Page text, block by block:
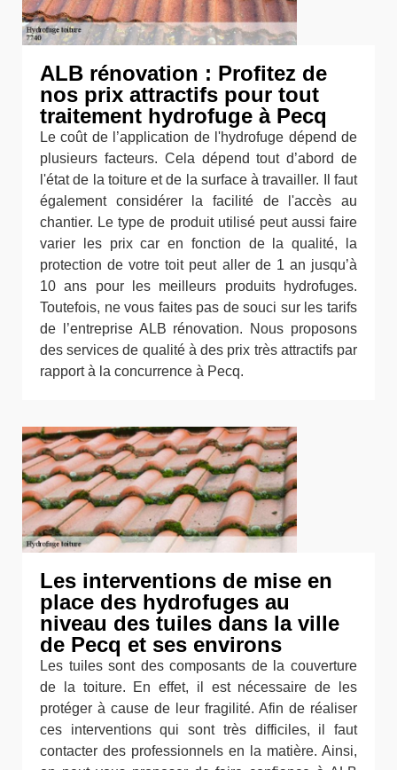
ALB rénovation : Profitez de
nos prix attractifs pour tout
traitement hydrofuge à Pecq
Le coût de l’application de l'hydrofuge dépend de
plusieurs facteurs. Cela dépend tout d’abord de
l'état de la toiture et de la surface à travailler. Il faut
également considérer la facilité de l'accès au
chantier. Le type de produit utilisé peut aussi faire
varier les prix car en fonction de la qualité, la
protection de votre toit peut aller de 1 an jusqu’à
10 ans pour les meilleurs produits hydrofuges.
Toutefois, ne vous faites pas de souci sur les tarifs
de l’entreprise ALB rénovation. Nous proposons
des services de qualité à des prix très attractifs par
rapport à la concurrence à Pecq.
Les interventions de mise en
place des hydrofuges au
niveau des tuiles dans la ville
de Pecq et ses environs
Les tuiles sont des composants de la couverture
de la toiture. En effet, il est nécessaire de les
protéger à cause de leur fragilité. Afin de réaliser
ces interventions qui sont très difficiles, il faut
contacter des professionnels en la matière. Ainsi,